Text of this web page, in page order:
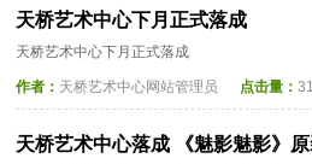
天桥艺术中心下月正式落成
天桥艺术中心下月正式落成
作者： 天桥艺术中心网站管理员 点击量：
天桥艺术中心落成 《魅影魅影》